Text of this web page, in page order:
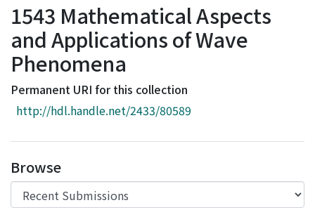
Browse
Download Ranking
Access Statistics
Library Network
1543 Mathematical Aspects
and Applications of Wave
Phenomena
Permanent URI for this collection
http://hdl.handle.net/2433/80589
Browse